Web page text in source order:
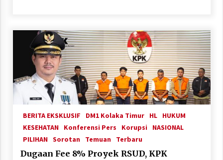
BERITA EKSKLUSIF DM1 Kolaka Timur HL
HUKUM
KESEHATAN
Konferensi Pers Korupsi
NASIONAL
PILIHAN Sorotan Temuan Terbaru
Dugaan Fee 8% Proyek RSUD, KPK